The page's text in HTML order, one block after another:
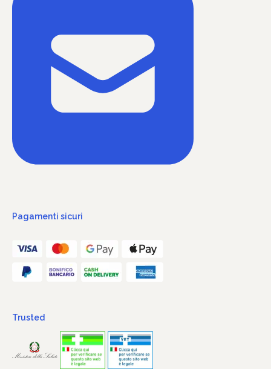
Pagamenti sicuri
Trusted